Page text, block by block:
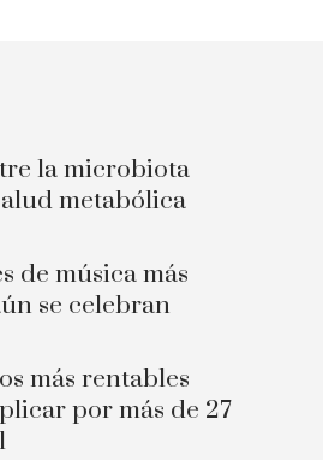
la microbiota
metabólica
de música más
se celebran
más rentables
por más de 27